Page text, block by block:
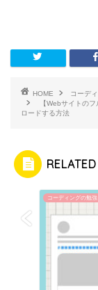
HOME
コーデ
【Webサイトの
ロードする方法
コーディングの勉強